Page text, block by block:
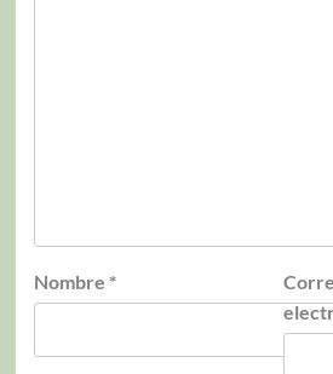
Nombre *